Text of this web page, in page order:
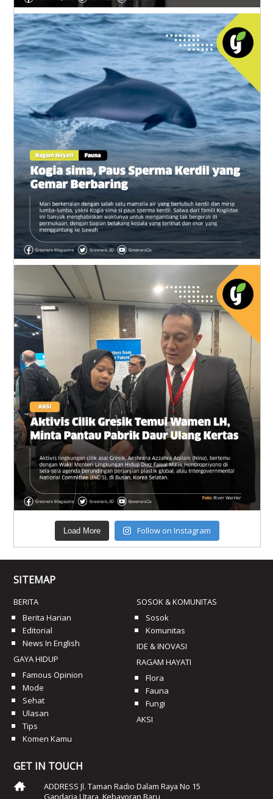
Load More Follow on Instagram
SITEMAP
BERITA
Berita Harian
Editorial
News In English
GAYA HIDUP
Famous Opinion
Mode
Sehat
Ulasan
Tips
Komen Kamu
SOSOK & KOMUNITAS
Sosok
Komunitas
IDE & INOVASI
RAGAM HAYATI
Flora
Fauna
Fungi
AKSI
GET IN TOUCH
ADDRESS Jl. Taman Radio Dalam Raya No 15
Gandaria Utara, Kebayoran Baru